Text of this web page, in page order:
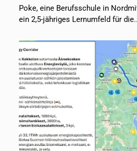
Poke, eine Berufsschule in
ein 2,5-jähriges Lernumfeld für